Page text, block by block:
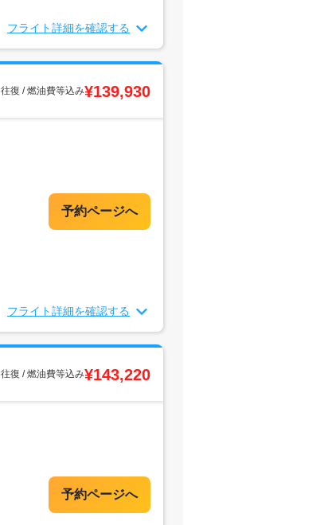
フライト詳細を確認する
往復 / 燃油費等込み¥139,930
フライト詳細を確認する
往復 / 燃油費等込み¥143,220